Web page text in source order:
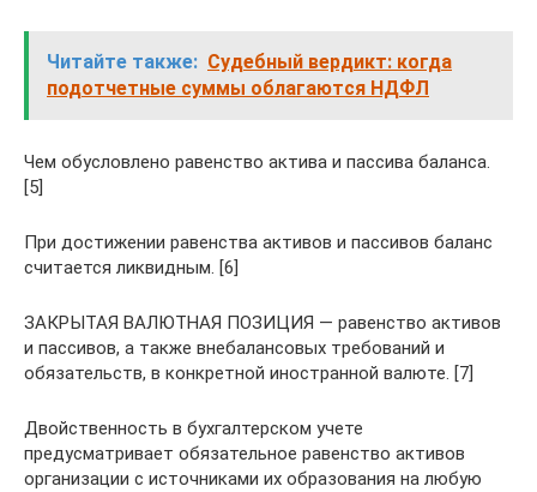
Читайте также: Судебный вердикт: когда
подотчетные суммы облагаются НДФЛ
Чем обусловлено равенство актива и пассива баланса.
[5]
При достижении равенства активов и пассивов баланс
считается ликвидным. [6]
ЗАКРЫТАЯ ВАЛЮТНАЯ ПОЗИЦИЯ — равенство активов
и пассивов, а также внебалансовых требований и
обязательств, в конкретной иностранной валюте. [7]
Двойственность в бухгалтерском учете
предусматривает обязательное равенство активов
организации с источниками их образования на любую